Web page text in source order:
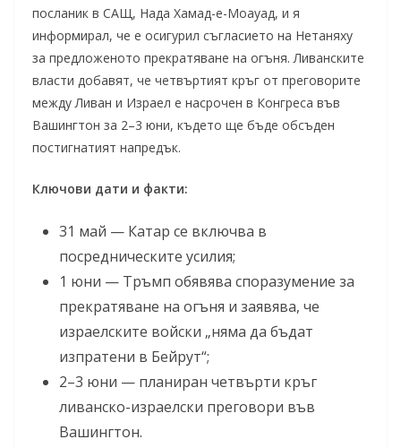
посланик в САЩ, Нада Хамад-е-Моауад, и я
информирал, че е осигурил съгласието на Нетаняху
за предложеното прекратяване на огъня. Ливанските
власти добавят, че четвъртият кръг от преговорите
между Ливан и Израел е насрочен в Конгреса във
Вашингтон за 2–3 юни, където ще бъде обсъден
постигнатият напредък.
Ключови дати и факти:
31 май — Катар се включва в
посредническите усилия;
1 юни — Тръмп обявява споразумение за
прекратяване на огъня и заявява, че
израелските войски „няма да бъдат
изпратени в Бейрут“;
2–3 юни — планиран четвърти кръг
ливанско-израелски преговори във
Вашингтон.